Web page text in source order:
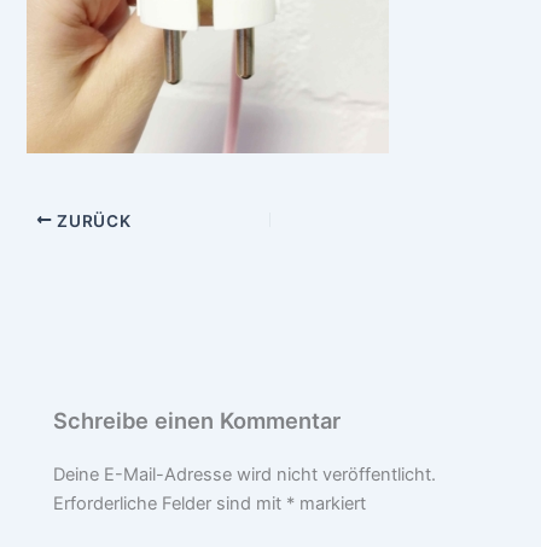
ZURÜCK
Schreibe einen Kommentar
Deine E-Mail-Adresse wird nicht veröffentlicht.
Erforderliche Felder sind mit * markiert